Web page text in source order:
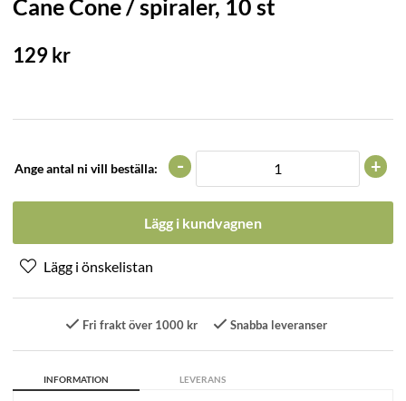
Cane Cone / spiraler, 10 st
129kr
Ange antal ni vill beställa: +
-
Lägg i kundvagnen
Fri frakt över 1000 kr Snabba leveranser
INFORMATION LEVERANS